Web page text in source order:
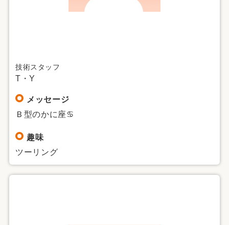
技術スタッフ
T・Y
メッセージ
Ｂ型のかに座♋
趣味
ツーリング